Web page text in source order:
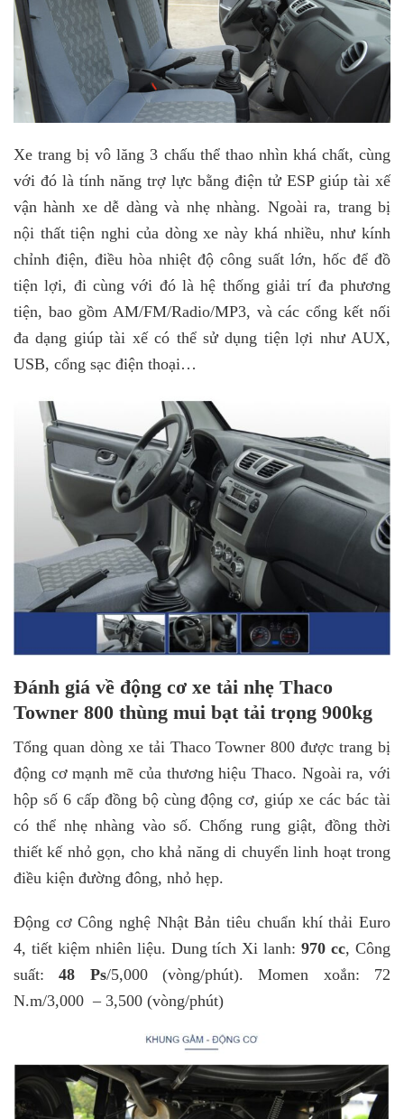
Xe trang bị vô lăng 3 chấu thể thao nhìn khá chất, cùng
với đó là tính năng trợ lực bằng điện tử ESP giúp tài xế
vận hành xe dễ dàng và nhẹ nhàng. Ngoài ra, trang bị
nội thất tiện nghi của dòng xe này khá nhiều, như kính
chỉnh điện, điều hòa nhiệt độ công suất lớn, hốc để đồ
tiện lợi, đi cùng với đó là hệ thống giải trí đa phương
tiện, bao gồm AM/FM/Radio/MP3, và các cổng kết nối
đa dạng giúp tài xế có thể sử dụng tiện lợi như AUX,
USB, cổng sạc điện thoại…
Đánh giá về động cơ xe tải nhẹ Thaco
Towner 800 thùng mui bạt tải trọng 900kg
Tổng quan dòng xe tải Thaco Towner 800 được trang bị
động cơ mạnh mẽ của thương hiệu Thaco. Ngoài ra, với
hộp số 6 cấp đồng bộ cùng động cơ, giúp xe các bác tài
có thể nhẹ nhàng vào số. Chống rung giật, đồng thời
thiết kế nhỏ gọn, cho khả năng di chuyển linh hoạt trong
điều kiện đường đông, nhỏ hẹp.
Động cơ Công nghệ Nhật Bản tiêu chuẩn khí thải Euro
4, tiết kiệm nhiên liệu. Dung tích Xi lanh:970 cc, Công
suất:48 Ps/5,000 (vòng/phút). Momen xoắn: 72
N.m/3,000 – 3,500 (vòng/phút)